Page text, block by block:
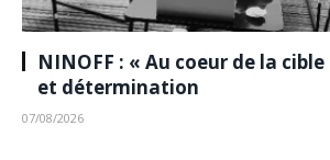
NINOFF : « Au coeur de la
et détermination
07/08/2026